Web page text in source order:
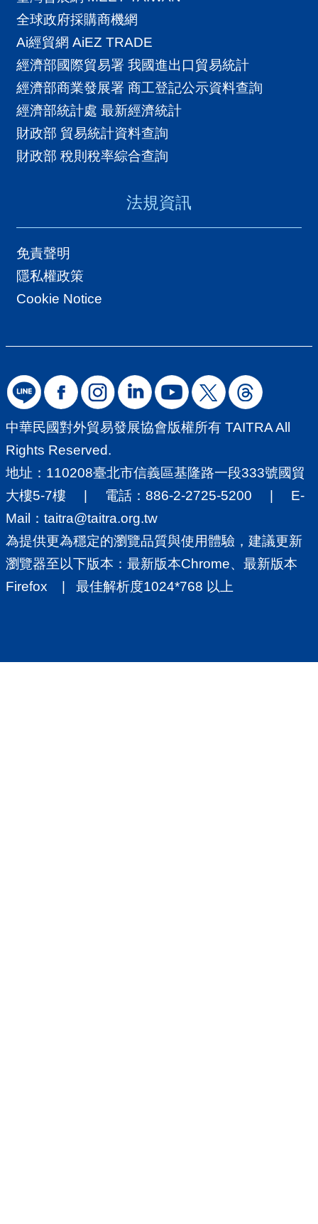
全球政府採購商機網
Ai經貿網 AiEZ TRADE
經濟部國際貿易署 我國進出口貿易統計
經濟部商業發展署 商工登記公示資料查詢
經濟部統計處 最新經濟統計
財政部 貿易統計資料查詢
財政部 稅則稅率綜合查詢
法規資訊
免責聲明
隱私權政策
Cookie Notice
中華民國對外貿易發展協會版權所有 TAITRA All
Rights Reserved.
地址：110208臺北市信義區基隆路一段333號國貿
大樓5-7樓 | 電話：886-2-2725-5200 | E-
Mail： taitra@taitra.org.tw
為提供更為穩定的瀏覽品質與使用體驗，建議更新
瀏覽器至以下版本：最新版本Chrome、最新版本
Firefox | 最佳解析度1024*768 以上